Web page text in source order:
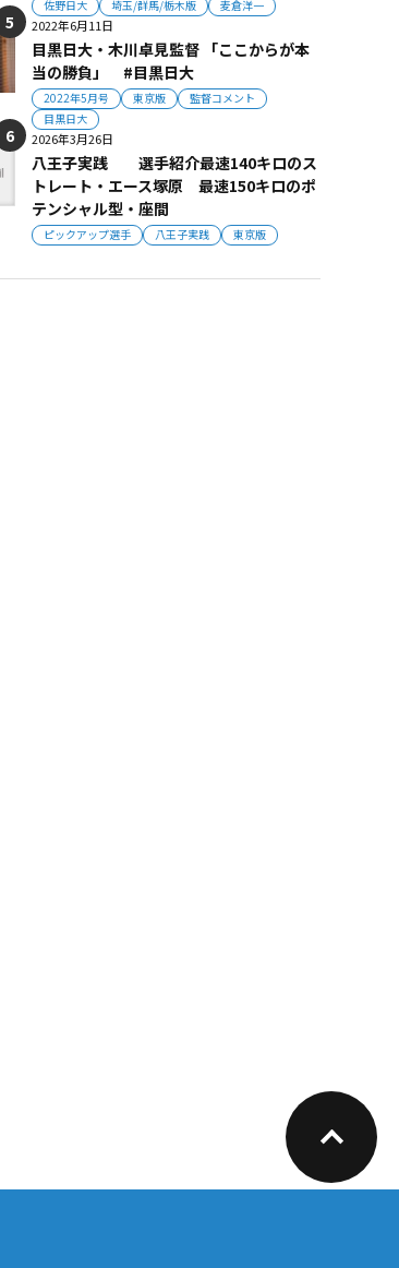
佐野日大 埼玉/群馬/栃木版 麦倉洋一
2022年6月11日
目黒日大・木川卓見監督 「ここからが本
当の勝負」 #目黒日大
2022年5月号 東京版
監督コメント
目黒日大
2026年3月26日
八王子実践 選手紹介最速140キロのス
トレート・エース塚原 最速150キロのポ
テンシャル型・座間
ピックアップ選手 八王子実践 東京版